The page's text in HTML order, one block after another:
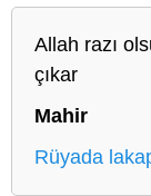
Allah razı
çıkar
Mahir
Rüyada